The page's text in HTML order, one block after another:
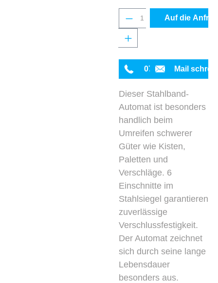
Produkt Anzahl:
Auf die
0711 342934-0
Mail
Dieser Stahlband-
Automat ist besonders
handlich beim
Umreifen schwerer
Güter wie Kisten,
Paletten und
Verschläge. 6
Einschnitte im
Stahlsiegel garantieren
zuverlässige
Verschlussfestigkeit.
Der Automat zeichnet
sich durch seine lange
Lebensdauer
besonders aus.